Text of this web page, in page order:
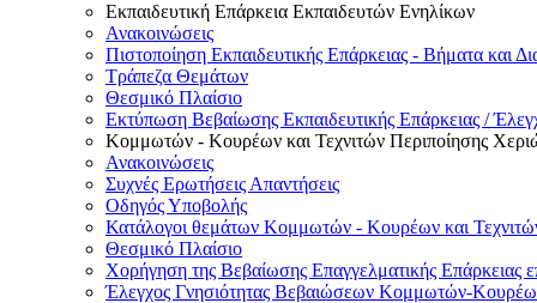
Εκπαιδευτική Επάρκεια Εκπαιδευτών Ενηλίκων
Ανακοινώσεις
Πιστοποίηση Εκπαιδευτικής Επάρκειας - Βήματα και
Τράπεζα Θεμάτων
Θεσμικό Πλαίσιο
Εκτύπωση Βεβαίωσης Εκπαιδευτικής Επάρκειας /
Κομμωτών - Κουρέων και Τεχνιτών Περιποίησης
Ανακοινώσεις
Συχνές Ερωτήσεις Απαντήσεις
Οδηγός Υποβολής
Κατάλογοι θεμάτων Κομμωτών - Κουρέων και
Θεσμικό Πλαίσιο
Χορήγηση της Βεβαίωσης Επαγγελματικής
Έλεγχος Γνησιότητας Βεβαιώσεων Κομμωτών-